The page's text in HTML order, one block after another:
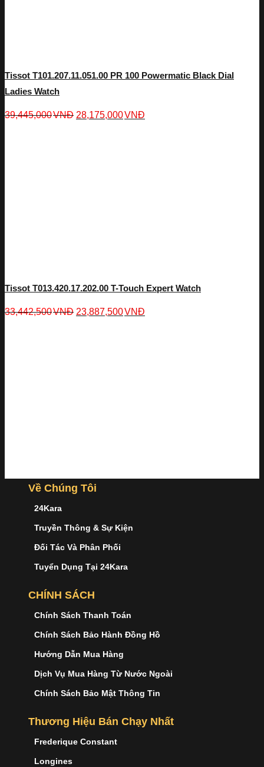
Tissot T101.207.11.051.00 PR 100 Powermatic Black Dial
Ladies Watch
39,445,000VNĐ 28,175,000VNĐ
Tissot T013.420.17.202.00 T-Touch Expert Watch
33,442,500VNĐ 23,887,500VNĐ
Về Chúng Tôi
24Kara
Truyền Thông & Sự Kiện
Đối Tác Và Phân Phối
Tuyển Dụng Tại 24Kara
CHÍNH SÁCH
Chính Sách Thanh Toán
Chính Sách Bảo Hành Đồng Hồ
Hướng Dẫn Mua Hàng
Dịch Vụ Mua Hàng Từ Nước Ngoài
Chính Sách Bảo Mật Thông Tin
Thương Hiệu Bán Chạy Nhất
Frederique Constant
Longines